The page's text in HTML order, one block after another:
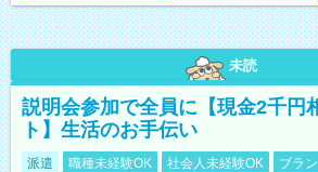
未読
説明会参加で全員に【現金2千円
ト】生活のお手伝い
派遣 職種未経験OK 社会人未経験OK
ブラ